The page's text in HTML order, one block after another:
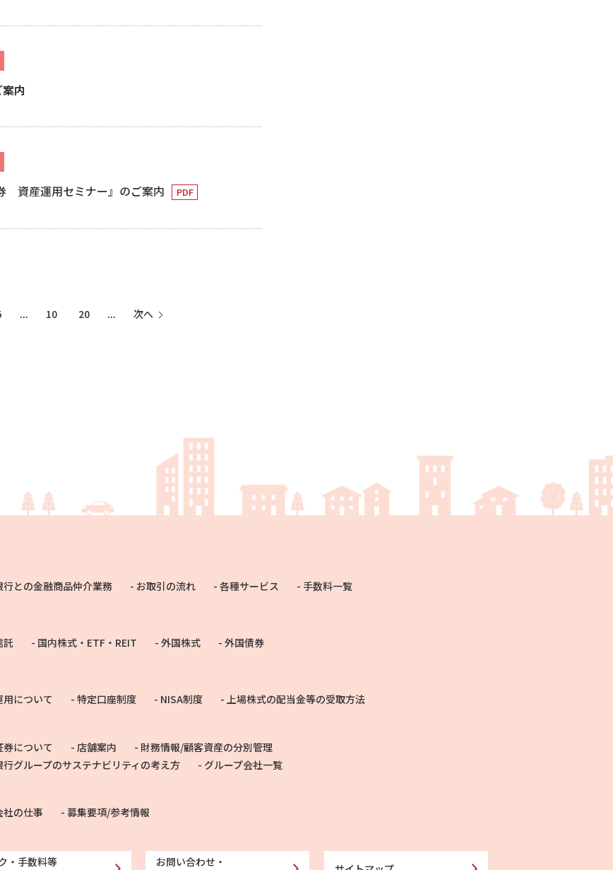
内
資産運用セミナー』のご案内
... 10 20 ... 次へ
行との金融商品仲介業務 お取引の流れ 各種サービス 手数料一覧
託 国内株式・ETF・REIT 外国株式 外国債券
用について 特定口座制度 NISA制度 上場株式の配当金等の受取方法
券について 店舗案内
財務情報/顧客資産の分別管理
行グループのサステナビリティの考え方
グループ会社一覧
社の仕事 募集要項/参考情報
・手数料等
お問い合わせ・